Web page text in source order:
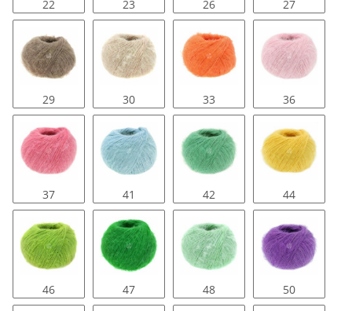
22 23 26 27
29 30 33 36
37 41 42 44
46 47 48 50